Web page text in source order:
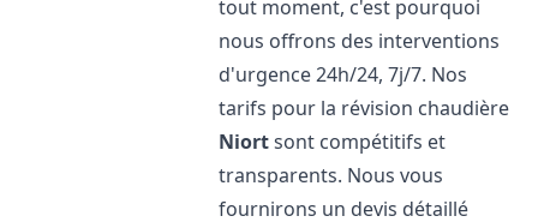
tout moment, c'est pourquoi
nous offrons des interventions
d'urgence 24h/24, 7j/7. Nos
tarifs pour la révision chaudière
Niortsont compétitifs et
transparents. Nous vous
fournirons un devis détaillé